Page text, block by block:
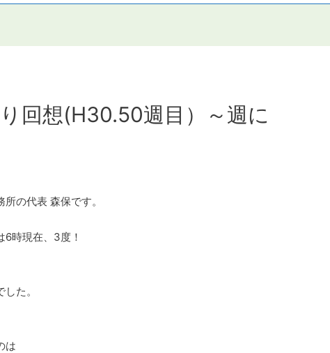
回想(H30.50週目）～週に
の代表 森保です。
時現在、3度！
た。
は